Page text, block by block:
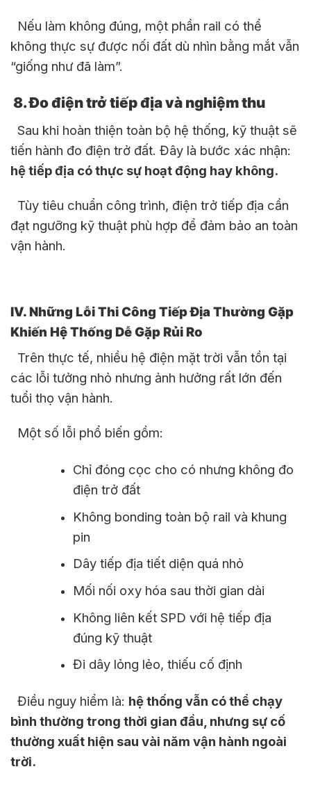
Nếu làm không đúng, một phần rail có thể
không thực sự được nối đất dù nhìn bằng mắt vẫn
“giống như đã làm”.
8. Đo điện trở tiếp địa và nghiệm thu
Sau khi hoàn thiện toàn bộ hệ thống, kỹ thuật sẽ
tiến hành đo điện trở đất. Đây là bước xác nhận:
hệ tiếp địa có thực sự hoạt động hay không.
Tùy tiêu chuẩn công trình, điện trở tiếp địa cần
đạt ngưỡng kỹ thuật phù hợp để đảm bảo an toàn
vận hành.
IV. Những Lỗi Thi Công Tiếp Địa Thường Gặp
Khiến Hệ Thống Dễ Gặp Rủi Ro
Trên thực tế, nhiều hệ điện mặt trời vẫn tồn tại
các lỗi tưởng nhỏ nhưng ảnh hưởng rất lớn đến
tuổi thọ vận hành.
Một số lỗi phổ biến gồm:
Chỉ đóng cọc cho có nhưng không đo
điện trở đất
Không bonding toàn bộ rail và khung
pin
Dây tiếp địa tiết diện quá nhỏ
Mối nối oxy hóa sau thời gian dài
Không liên kết SPD với hệ tiếp địa
đúng kỹ thuật
Đi dây lỏng lẻo, thiếu cố định
Điều nguy hiểm là: hệ thống vẫn có thể chạy
bình thường trong thời gian đầu, nhưng sự cố
thường xuất hiện sau vài năm vận hành ngoài
trời.